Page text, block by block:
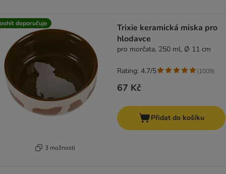
doporučuje
3 možností
Trixie keramická miska pro
hlodavce
pro morčata, 250 ml, Ø 11 cm
67 Kč
Rating: 4.7/5 (1009)
Přidat do košíku